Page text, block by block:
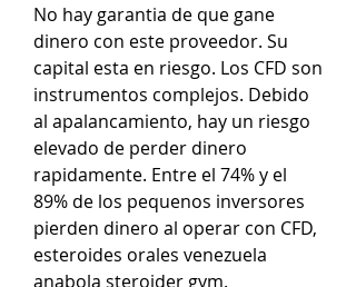
No hay garantia de que gane
dinero con este proveedor. Su
capital esta en riesgo. Los CFD son
instrumentos complejos. Debido
al apalancamiento, hay un riesgo
elevado de perder dinero
rapidamente. Entre el 74% y el
89% de los pequenos inversores
pierden dinero al operar con CFD,
esteroides orales venezuela
anabola steroider gym.